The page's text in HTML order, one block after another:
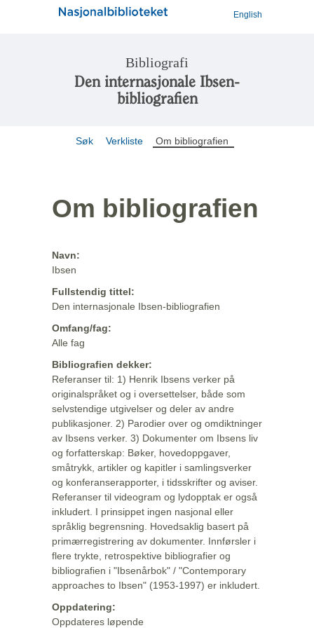
English
Bibliografi
Den internasjonale Ibsen-
bibliografien
Søk Verkliste Om bibliografien
Om bibliografien
Navn:
Ibsen
Fullstendig tittel:
Den internasjonale Ibsen-bibliografien
Omfang/fag:
Alle fag
Bibliografien dekker:
Referanser til: 1) Henrik Ibsens verker på
originalspråket og i oversettelser, både som
selvstendige utgivelser og deler av andre
publikasjoner. 2) Parodier over og omdiktninger
av Ibsens verker. 3) Dokumenter om Ibsens liv
og forfatterskap: Bøker, hovedoppgaver,
småtrykk, artikler og kapitler i samlingsverker
og konferanserapporter, i tidsskrifter og aviser.
Referanser til videogram og lydopptak er også
inkludert. I prinsippet ingen nasjonal eller
språklig begrensning. Hovedsaklig basert på
primærregistrering av dokumenter. Innførsler i
flere trykte, retrospektive bibliografier og
bibliografien i "Ibsenårbok" / "Contemporary
approaches to Ibsen" (1953-1997) er inkludert.
Oppdatering:
Oppdateres løpende